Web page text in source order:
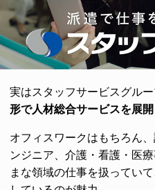
実はスタッフサービスグルー
形で人材総合サービスを展
オフィスワークはもちろん
ンジニア、介護・看護・医
まな領域の仕事を扱ってい